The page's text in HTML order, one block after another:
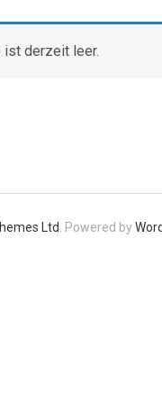
ist derzeit leer.
Ltd . Powered by